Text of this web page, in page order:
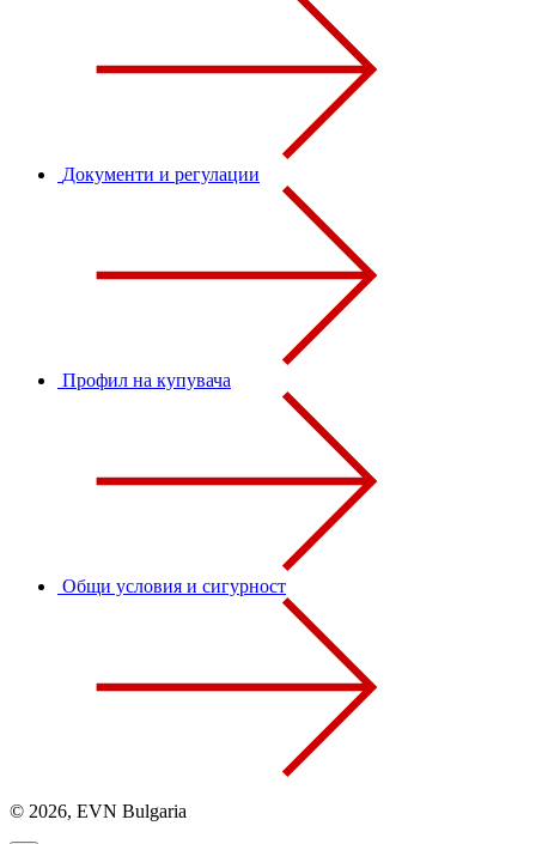
Документи и регулации
Профил на купувача
Общи условия и сигурност
© 2026, EVN Bulgaria